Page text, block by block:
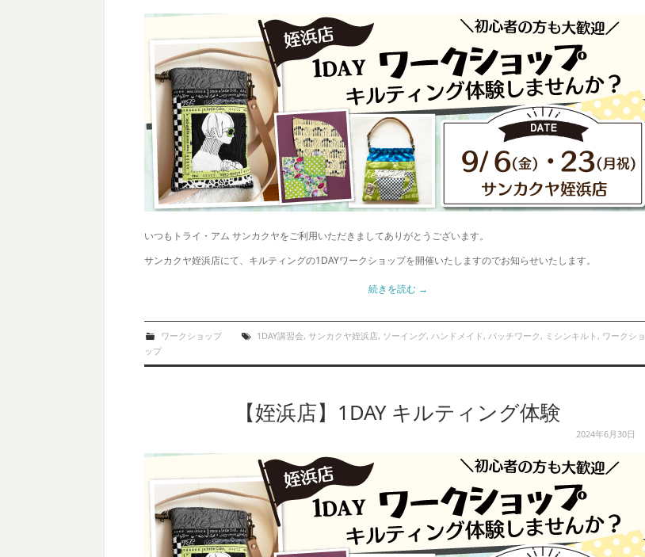
いつもトライ・アム サンカクヤをご利用いただきましてありがとうございます。
サンカクヤ姪浜店にて、キルティングの1DAYワークショップを開催いたしますのでお知らせいたします。
続きを読む →
ワークショップ 1DAY講習会, サンカクヤ姪浜店, ソーイング, ハンドメイド, パッチワーク , ミシンキルト , ワークショ
ップ
【姪浜店】1DAY キルティング体験
2024年6月30日